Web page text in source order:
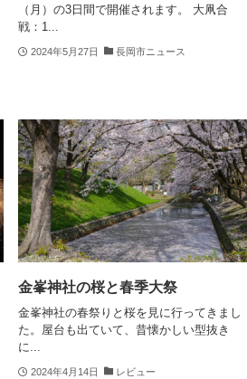
（月）の3日間で開催されます。 大凧合
戦：1...
2024年5月27日 長岡市ニュース
金峯神社の桜と春季大祭
金峯神社の春祭りと桜を見に行ってきまし
た。屋台も出ていて、昔懐かしい型抜き
に...
2024年4月14日 レビュー